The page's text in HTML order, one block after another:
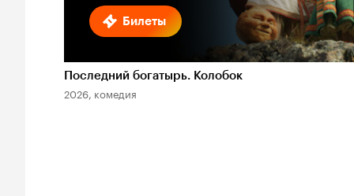
Билеты
Последний богатырь. Колобок
2026, комедия